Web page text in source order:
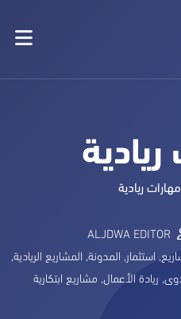
مهارات ريادية
ALJDWA EDITOR
, استثمار, المدونة, المشاريع الريادية,
, ريادة الأعمال, مشاريع ابتكارية